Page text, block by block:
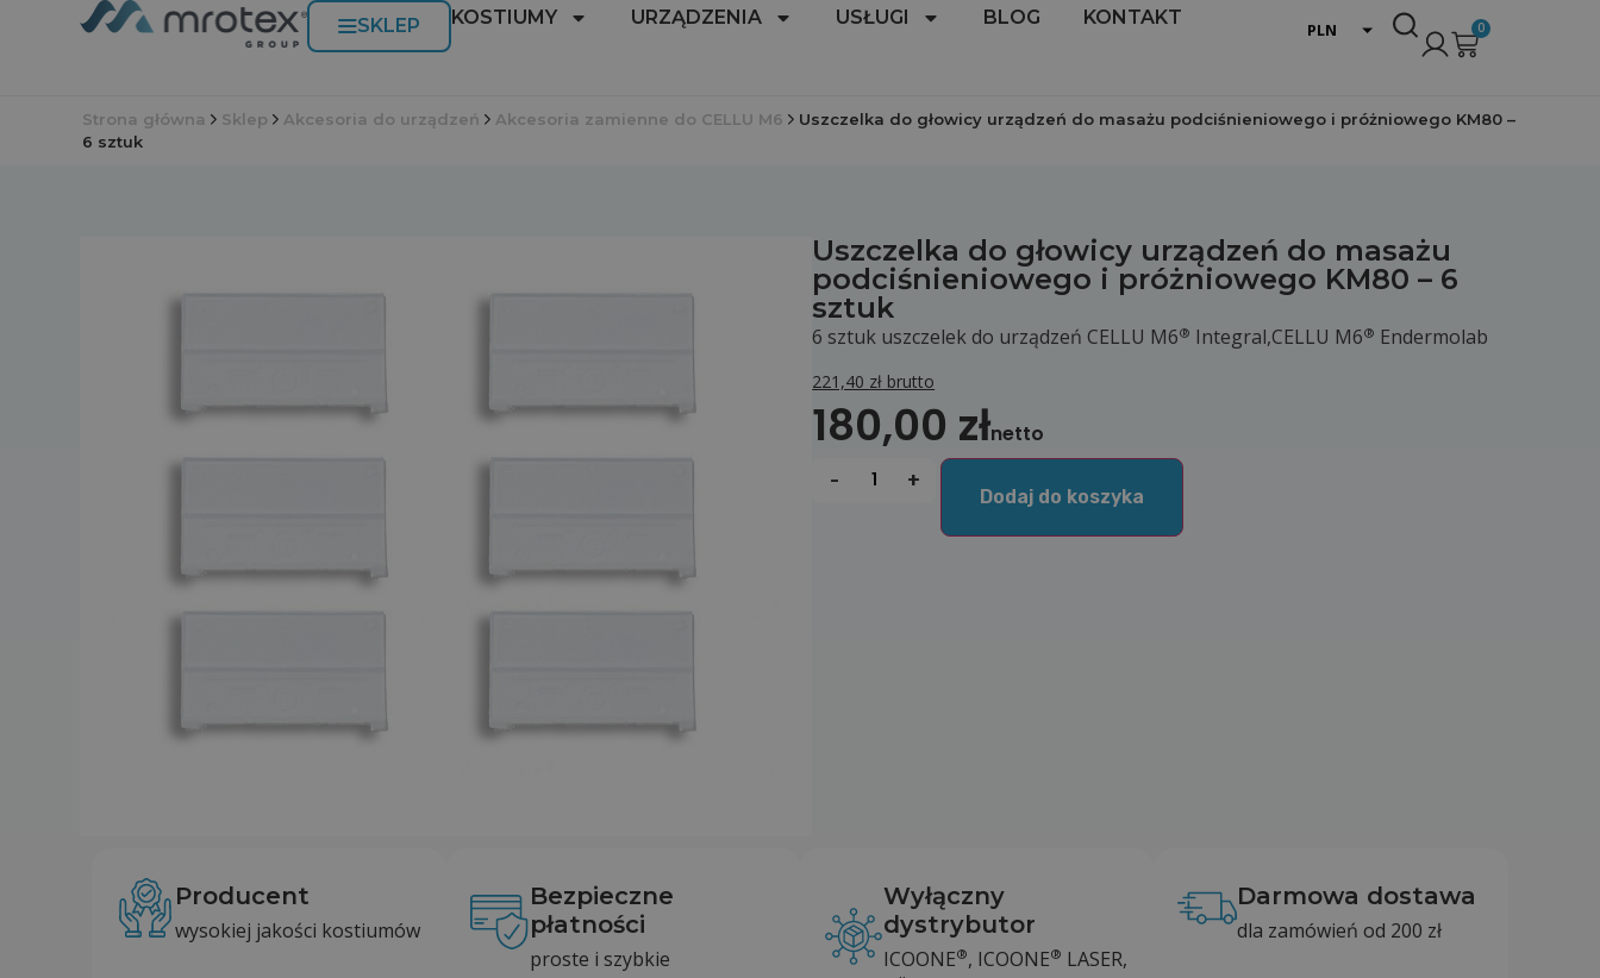
SKLEP KOSTIUMY URZĄDZENIA USŁUGI BLOG KONTAKT
PLN
0
Strona główna Sklep Akcesoria do urządzeń Akcesoria zamienne do CELLU M6
Uszczelka do głowicy urządzeń do masażu podciśnieniowego i próżniowego KM80 –
6 sztuk
Uszczelka do głowicy urządzeń do masażu
podciśnieniowego i próżniowego KM80 – 6
sztuk
6 sztuk uszczelek do urządzeń CELLU M6® Integral,CELLU M6® Endermolab
221,40 zł brutto
180,00 złnetto
- +
Dodaj do koszyka
Producent
wysokiej jakości kostiumów
Bezpieczne
płatności
proste i szybkie
Wyłączny
dystrybutor
ICOONE®, ICOONE® LASER,
Darmowa dostawa
dla zamówień od 200 zł